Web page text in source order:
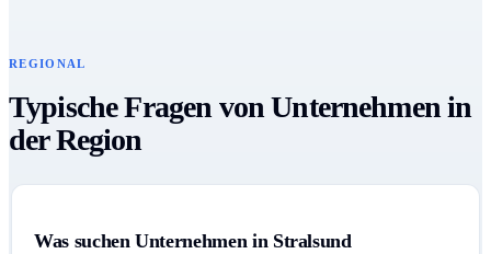
REGIONAL
Typische Fragen von Unternehmen in
der Region
Was suchen Unternehmen in Stralsund